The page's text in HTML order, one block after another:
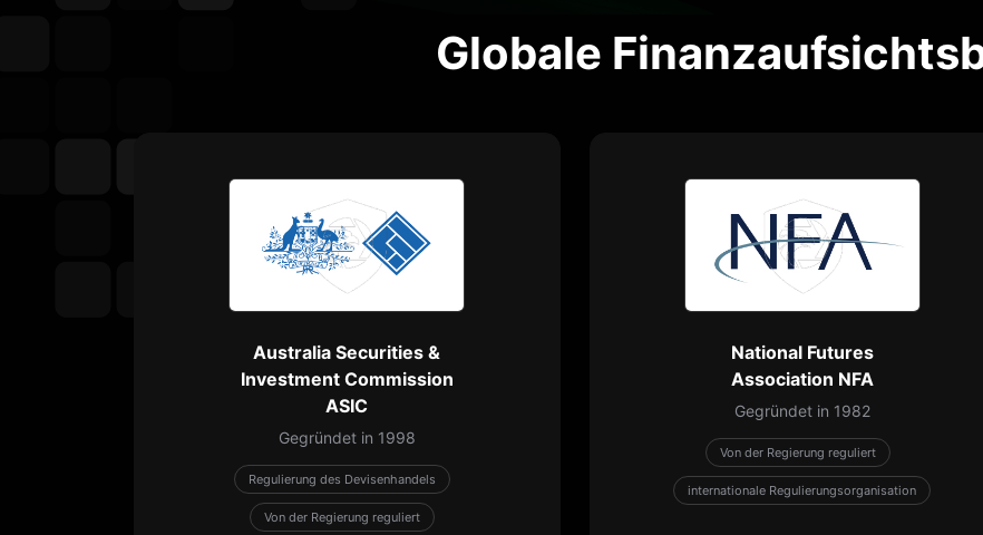
Globale
Australia Securities &
Investment Commission
ASIC
Gegründet in 1998
Regulierung des Devisenhandels
Von der Regierung reguliert
National Futures
Association NFA
Gegründet in 1982
Von der Regierung reguliert
internationale Regulierungsorganisation